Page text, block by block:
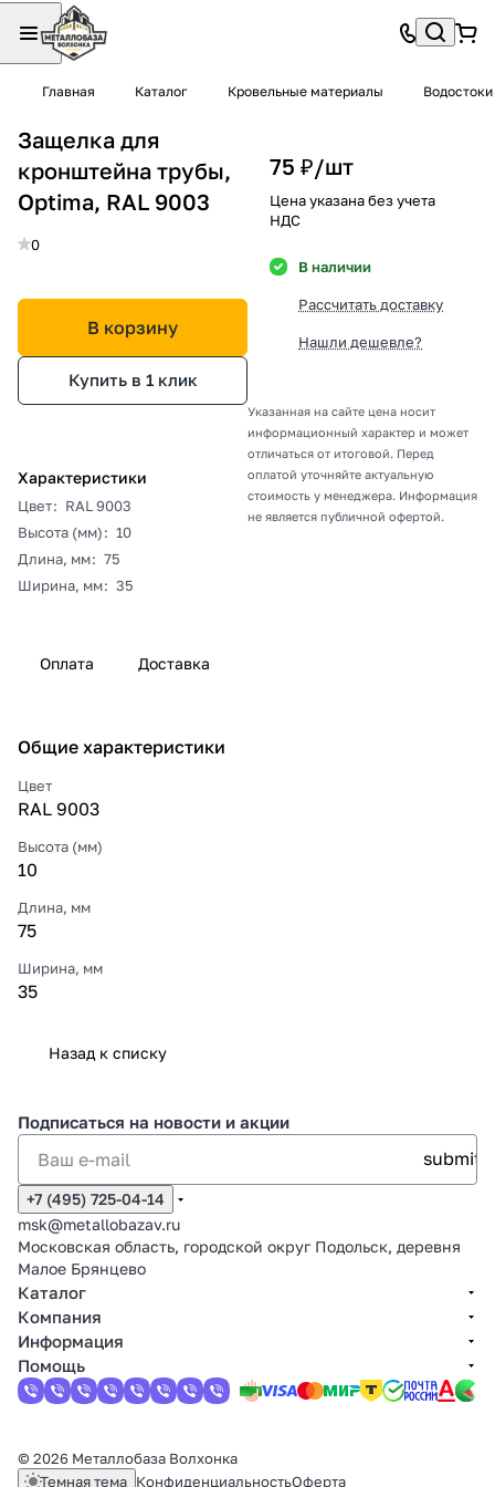
Главная Каталог Кровельные материалы Водостоки
Защелка для
кронштейна трубы,
Optima, RAL 9003
0
В корзину
Купить в 1 клик
Характеристики
Цвет: RAL 9003
Высота (мм): 10
Длина, мм: 75
Ширина, мм: 35
75 ₽/шт
Цена указана без учета
НДС
В наличии
Рассчитать доставку
Нашли дешевле?
Указанная на сайте цена носит
информационный характер и может
отличаться от итоговой. Перед
оплатой уточняйте актуальную
стоимость у менеджера. Информация
не является публичной офертой.
Оплата Доставка
Общие характеристики
Цвет
RAL 9003
Высота (мм)
10
Длина, мм
75
Ширина, мм
35
Назад к списку
Подписаться на новости и акции
+7 (495) 725-04-14
msk@metallobazav.ru
Московская область, городской округ Подольск, деревня
Малое Брянцево
Каталог
Компания
Информация
Помощь
© 2026 Металлобаза Волхонка
Темная тема КонфиденциальностьОферта